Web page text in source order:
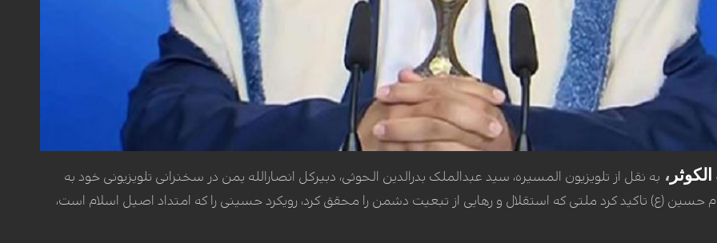
الکوثر ، به نقل از تلویزیون المسیره، سید عبدالملک بدرالدین الحوثی، دبیرکل انصارالله یمن در سخنرانی تلویزیونی خود به
(ع) تاکید کرد ملتی که استقلال و رهایی از تبعیت دشمن را محقق کرد، رویکرد حسینی را که امتداد اصیل اسلام است،